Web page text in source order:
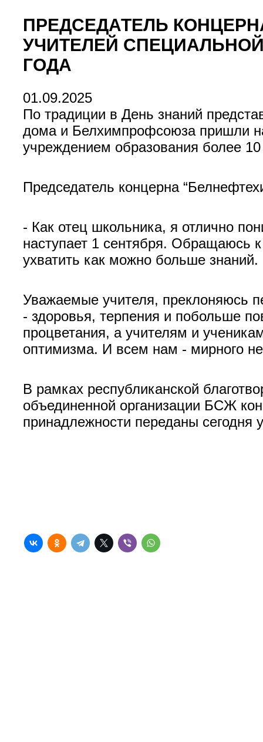
ПРЕДСЕДАТЕЛЬ
УЧИТЕЛЕЙ
ГОДА
01.09.2025
По традиции в День знаний
дома и Белхимпрофсоюза пришли
учреждением образования более 10
Председатель концерна
- Как отец школьника, я отлично
наступает 1 сентября. Обращаюсь
ухватить как можно больше знаний.
Уважаемые учителя, преклоняюсь
- здоровья, терпения и побольше
процветания, а учителям и
оптимизма. И всем нам - мирного
В рамках республиканской
объединенной организации БСЖ
принадлежности переданы